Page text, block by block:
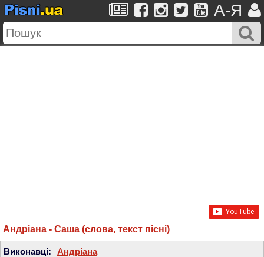
A-Я
Андріана - Саша (слова, текст пісні)
Виконавці: Андріана